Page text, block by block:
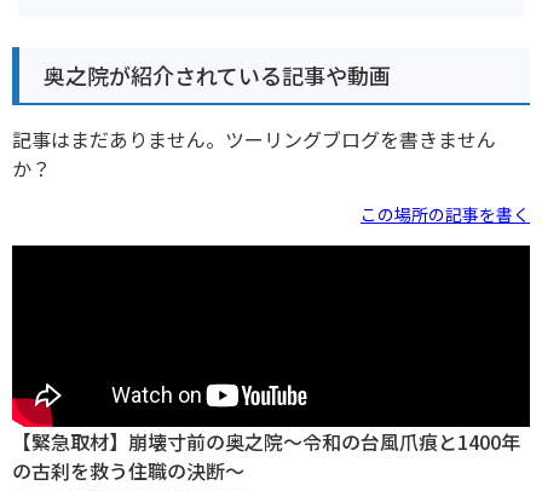
奥之院が紹介されている記事や動画
記事はまだありません。ツーリングブログを書きません
か？
この場所の記事を書く
【緊急取材】崩壊寸前の奥之院～令和の台風爪痕と1400年
の古刹を救う住職の決断～